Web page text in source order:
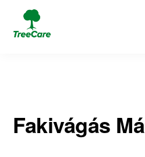
Skip
WordPress
Fakivágás